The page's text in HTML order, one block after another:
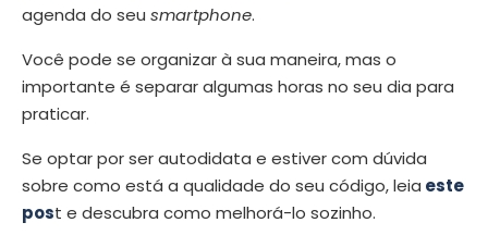
agenda do seu smartphone.
Você pode se organizar à sua maneira, mas o
importante é separar algumas horas no seu dia para
praticar.
Se optar por ser autodidata e estiver com dúvida
sobre como está a qualidade do seu código, leia este
post e descubra como melhorá-lo sozinho.